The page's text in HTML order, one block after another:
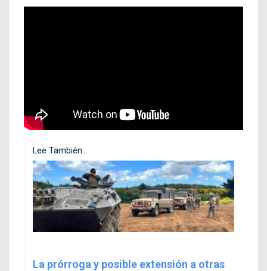
Lee También...
La prórroga y posible extensión a otras